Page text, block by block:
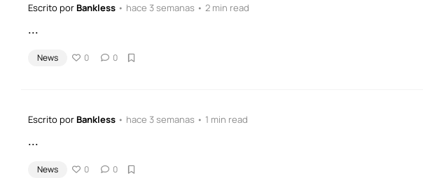
Escrito porBankless • hace 3 semanas • 2 min read
...
News 0 0
Escrito porBankless • hace 3 semanas • 1 min read
...
News 0 0